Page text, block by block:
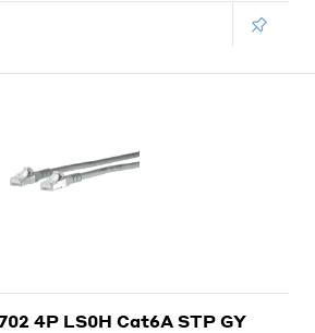
4P LS0H Cat6A STP GY